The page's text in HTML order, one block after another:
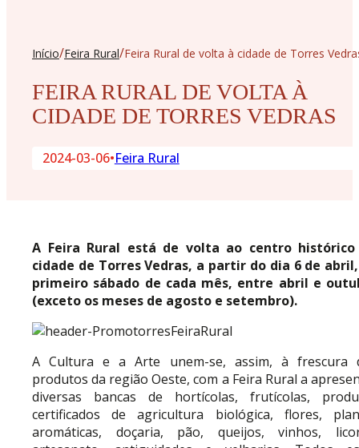
Início/Feira Rural/Feira Rural de volta à cidade de Torres
FEIRA RURAL DE VOLTA À
CIDADE DE TORRES VEDRAS
2024-03-06•Feira Rural
A Feira Rural está de volta ao centro
cidade de Torres Vedras, a partir do dia 6 de
primeiro sábado de cada mês, entre abril e
(exceto os meses de agosto e setembro).
A Cultura e a Arte unem-se, assim, à frescura
produtos da região Oeste, com a Feira Rural a
diversas bancas de hortícolas, frutícolas,
certificados de agricultura biológica, flores,
aromáticas, doçaria, pão, queijos, vinhos,